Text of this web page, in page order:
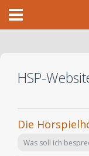
HSP-
Die
Was soll ich